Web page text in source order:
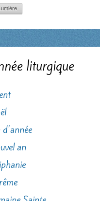
liturgique
d'année
an